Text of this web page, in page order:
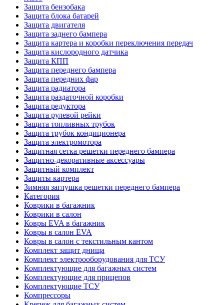
Защита бензобака
Защита блока батарей
Защита двигателя
Защита заднего бампера
Защита картера и коробки переключения передач
Защита кислородного датчика
Защита КПП
Защита переднего бампера
Защита передних фар
Защита радиатора
Защита раздаточной коробки
Защита редуктора
Защита рулевой рейки
Защита топливных трубок
Защита трубок кондиционера
Защита электромотора
Защитная сетка решетки переднего бампера
Защитно-декоративные аксессуары
Защитный комплект
Защиты картера
Зимняя заглушка решетки переднего бампера
Категория
Коврики в багажник
Коврики в салон
Ковры EVA в багажник
Ковры в салон EVA
Ковры в салон с текстильным кантом
Комплект защит днища
Комплект электрооборудования для ТСУ
Комплектующие для багажных систем
Комплектующие для прицепов
Комплектующие ТСУ
Компрессоры